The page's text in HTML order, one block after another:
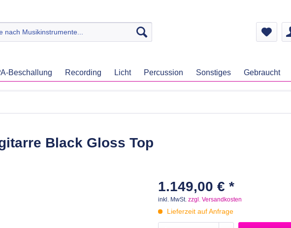
Beschallung Recording Licht Percussion Sonstiges Gebraucht
Black Gloss Top
1.149,00 € *
inkl. MwSt.zzgl. Versandkosten
Lieferzeit auf Anfrage